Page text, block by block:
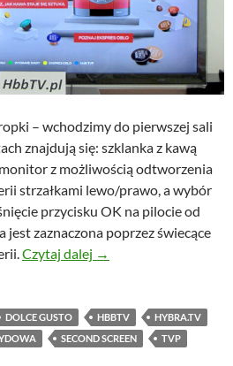
– wchodzimy do pierwszej sali
znajdują się: szklanka z kawą
z możliwością odtworzenia
strzałkami lewo/prawo, a wybór
przycisku OK na pilocie od
zaznaczona poprzez świecące
Czytaj dalej Kampania reklamowa
→
DOLCE GUSTO HBBTV
HYBRA.TV
SECOND SCREEN
TVP